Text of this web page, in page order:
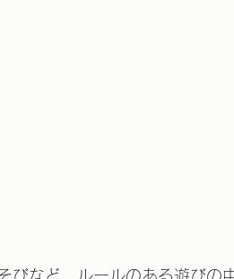
びなど、ルールのある遊びの